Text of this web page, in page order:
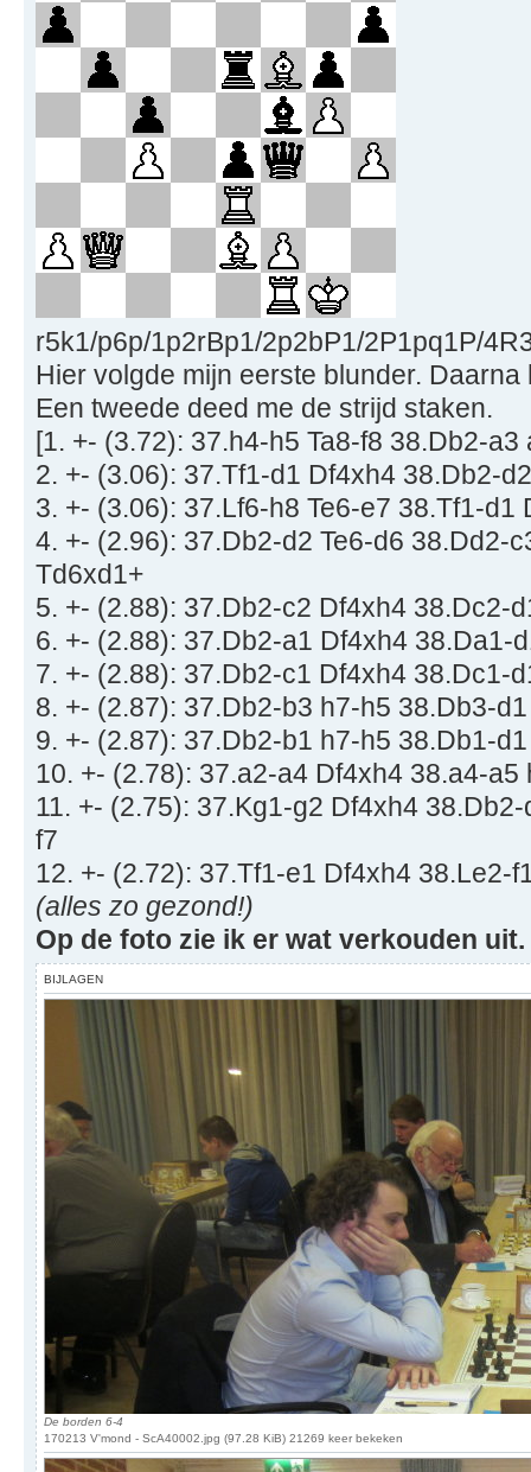
r5k1/p6p/1p2rBp1/2p2bP1/2P1pq1P/
Hier volgde mijn eerste blunder.
Een tweede deed me de strijd staken.
[1. +- (3.72): 37.h4-h5 Ta8-f8 38.Db2-
2. +- (3.06): 37.Tf1-d1 Df4xh4 38.Db2-
3. +- (3.06): 37.Lf6-h8 Te6-e7 38.Tf1-d1
4. +- (2.96): 37.Db2-d2 Te6-d6 38.Dd2-
Td6xd1+
5. +- (2.88): 37.Db2-c2 Df4xh4 38.Dc2-
6. +- (2.88): 37.Db2-a1 Df4xh4 38.Da1-
7. +- (2.88): 37.Db2-c1 Df4xh4 38.Dc1-
8. +- (2.87): 37.Db2-b3 h7-h5 38.Db3-
9. +- (2.87): 37.Db2-b1 h7-h5 38.Db1-
10. +- (2.78): 37.a2-a4 Df4xh4 38.a4-
11. +- (2.75): 37.Kg1-g2 Df4xh4
f7
12. +- (2.72): 37.Tf1-e1 Df4xh4 38.Le2-
(alles zo gezond!)
Op de foto zie ik er wat verkouden uit.
BIJLAGEN
De borden 6-4
170213 V'mond - ScA40002.jpg (97.28 KiB) 21269 keer bekeken